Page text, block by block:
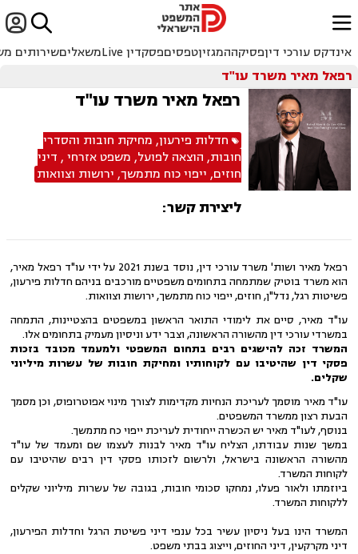

ﱐ
אינדקס עורכי דיןפסיקההמגזיןטפסיםפסקדין Live משאליםשירותים
רפאל מאיר משרד עו"ד
רפאל מאיר משרד עו"ד
חדלות פירעון, מחיקת חובות והסדרי
חובות, הוצאה לפועל, משפט אזרחי , דיני
חוזים, ייפוי כוח מתמשך, ירושות וצוואות
ליצירת קשר:
רפאל מאיר ושות' משרד עורכי דין, נוסד בשנת 2021 על ידי עו"ד רפאל מאיר,
הוא משרד בוטיק שמתמחה בתחומים משפטיים מורכבים בניהם חדלות פירעון,
פשיטות רגל, נדל"ן, חוזים, ייפוי כוח מתמשך, ירושות וצוואות.
עו"ד מאיר, סיים את לימודי התואר הראשון במשפטים בהצטיינות, התמחה
במשרדי עורכי דין מהשורה הראשונה, וצבר ידע וניסיון מעמיק בתחומים אלו.
המשרד זכה להישגים רבים בתחום המשפטי ולמעמד מכובד בזכות
פסקי דין שהיטיבו עם לקוחותיו ומחיקת חובות של עשרות מיליוני
שקלים.
עו"ד מאיר מוסמך לעריכת הנחיות מקדימות לצורך מינוי אפוטרופוס, וכן מסמך
הבעת רצון ממשרד המשפטים.
בנוסף, לעו"ד מאיר יש הכשרה ייחודית לעריכת ייפוי כח מתמשך.
במשך שנות עבודתו, הצליח עו"ד מאיר לבנות לעצמו שם ומעמד של עו"ד
מהשורה הראשונה בישראל, ולרשום לזכותו פסקי דין רבים שהיטיבו עם
לקוחות המשרד.
ביוזמתו ולאור פעלו, נמחקו סכומי חובות, בגובה של עשרות מיליוני שקלים
ללקוחות המשרד.
המשרד הינו בעל ניסיון עשיר בכל ענפי דיני פשיטת הרגל וחדלות הפירעון,
דיני מקרקעין, דיני החוזים, וייצוג בבתי משפט.